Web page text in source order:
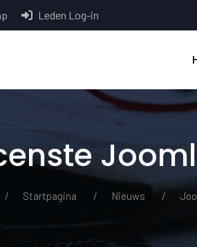
Leden Log-in
Startpagina Nieuws